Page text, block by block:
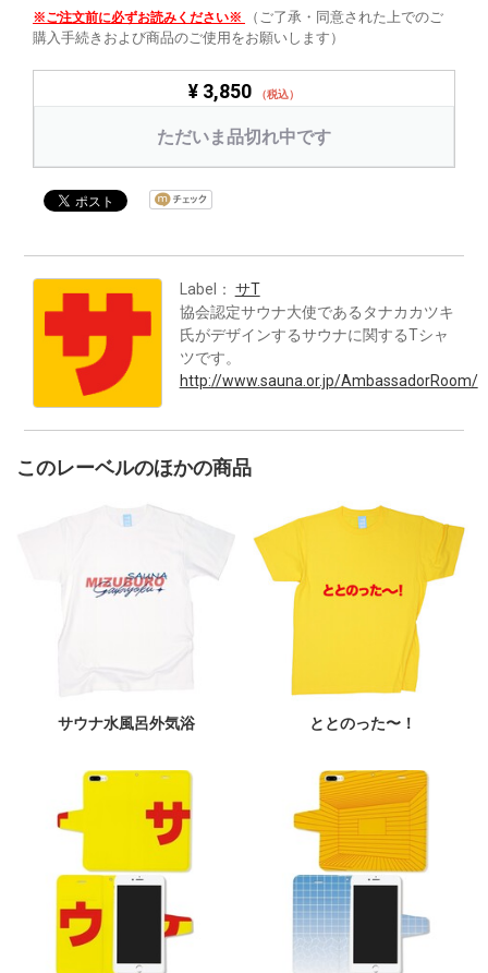
※ご注文前に必ずお読みください※
（ご了承・同意された上でのご
購入手続きおよび商品のご使用をお願いします）
¥ 3,850 （税込）
ただいま品切れ中です
Label： サT
協会認定サウナ大使であるタナカカツキ
氏がデザインするサウナに関するTシャ
ツです。
http://www.sauna.or.jp/AmbassadorRoom/
このレーベルのほかの商品
サウナ水風呂外気浴 ととのった〜！